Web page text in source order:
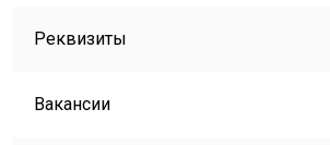
Реквизиты
Вакансии